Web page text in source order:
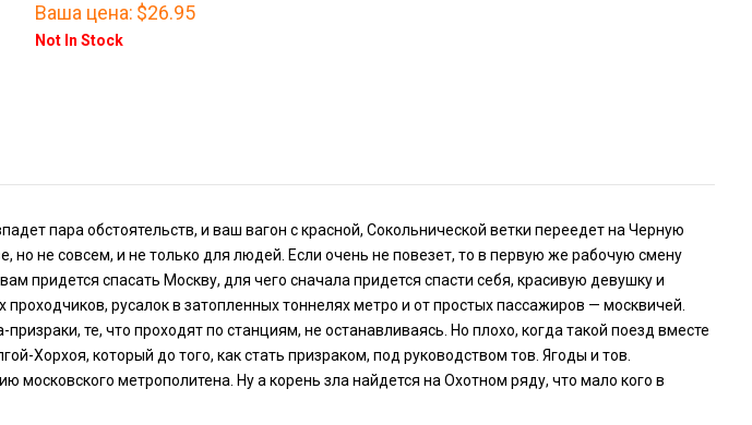
Ваша цена: $26.95
Not In Stock
пара обстоятельств, и ваш вагон с красной, Сокольнической ветки переедет на Черную
но не совсем, и не только для людей. Если очень не повезет, то в первую же рабочую смену
придется спасать Москву, для чего сначала придется спасти себя, красивую девушку и
проходчиков, русалок в затопленных тоннелях метро и от простых пассажиров — москвичей.
те, что проходят по станциям, не останавливаясь. Но плохо, когда такой поезд вместе
Хорхоя, который до того, как стать призраком, под руководством тов. Ягоды и тов.
московского метрополитена. Ну а корень зла найдется на Охотном ряду, что мало кого в